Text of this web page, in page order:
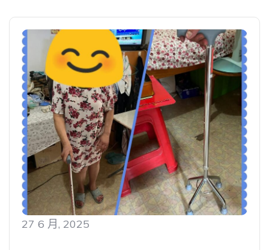
27 6 月, 2025